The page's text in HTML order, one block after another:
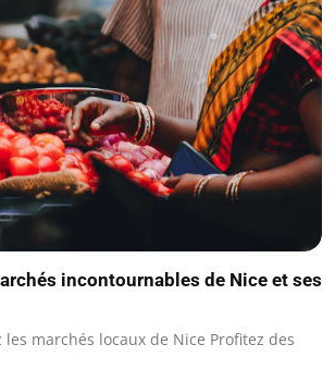
incontournables de Nice et ses
les marchés locaux de Nice Profitez des